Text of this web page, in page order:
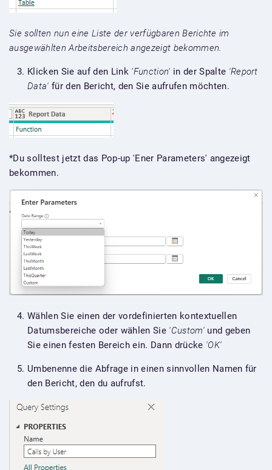
Sie sollten nun eine Liste der verfügbaren Berichte im
ausgewählten Arbeitsbereich angezeigt bekommen.
Klicken Sie auf den Link 'Function' in der Spalte 'Report
Data' für den Bericht, den Sie aufrufen möchten.
*Du solltest jetzt das Pop-up 'Ener Parameters' angezeigt
bekommen.
Wählen Sie einen der vordefinierten kontextuellen
Datumsbereiche oder wählen Sie 'Custom'und geben
Sie einen festen Bereich ein. Dann drücke 'OK'
Umbenenne die Abfrage in einen sinnvollen Namen für
den Bericht, den du aufrufst.